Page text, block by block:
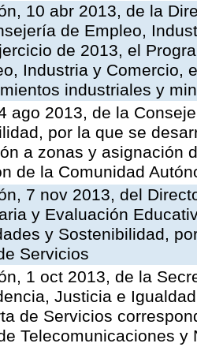
10 abr 2013, de la
de Empleo,
de 2013, el
Industria y Comercio,
industriales y
ago 2013, de la
por la que se
a zonas y asignación
de la Comunidad
7 nov 2013, del
y Evaluación
y Sostenibilidad,
Servicios
1 oct 2013, de la
Justicia e
de Servicios
Telecomunicaciones y